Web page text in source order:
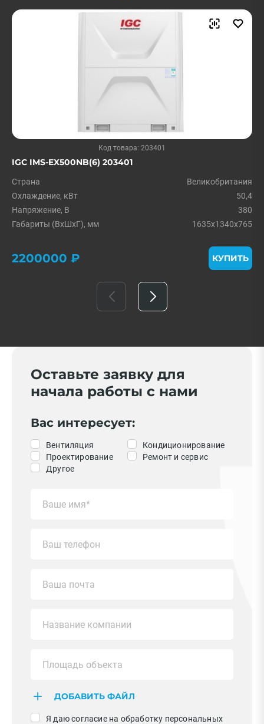
Код товара: 203401
IGC IMS-EX500NB(6) 203401
Страна
Великобритания
Охлаждение, кВт
50,4
Напряжение, В
380
Габариты (ВхШхГ), мм
1635х1340х765
2200000 ₽ КУПИТЬ
Оставьте заявку для
начала работы с нами
Вас интересует:
Вентиляция
Кондиционирование
Проектирование
Ремонт и сервис
Другое
ДОБАВИТЬ ФАЙЛ
Я даю согласие на обработку персональных